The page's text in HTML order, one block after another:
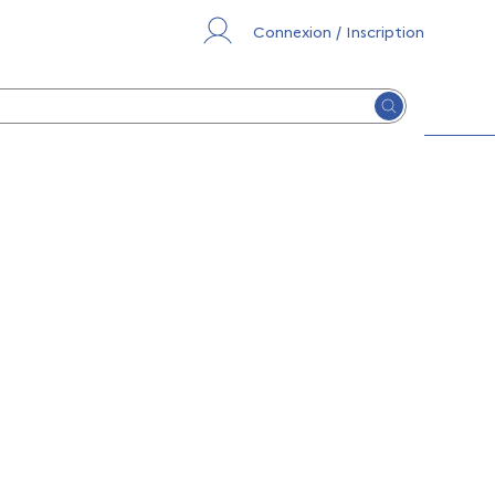
Connexion / Inscription
Lancer la